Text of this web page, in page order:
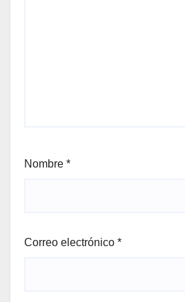
Nombre *
Correo electrónico *